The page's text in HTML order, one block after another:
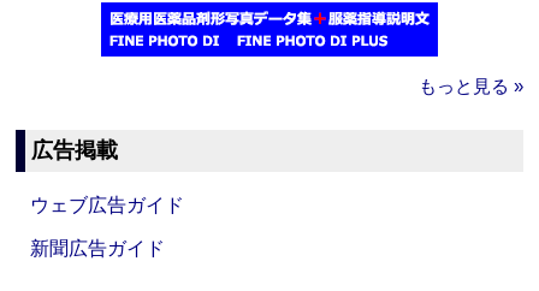
もっと見る »
広告掲載
ウェブ広告ガイド
新聞広告ガイド